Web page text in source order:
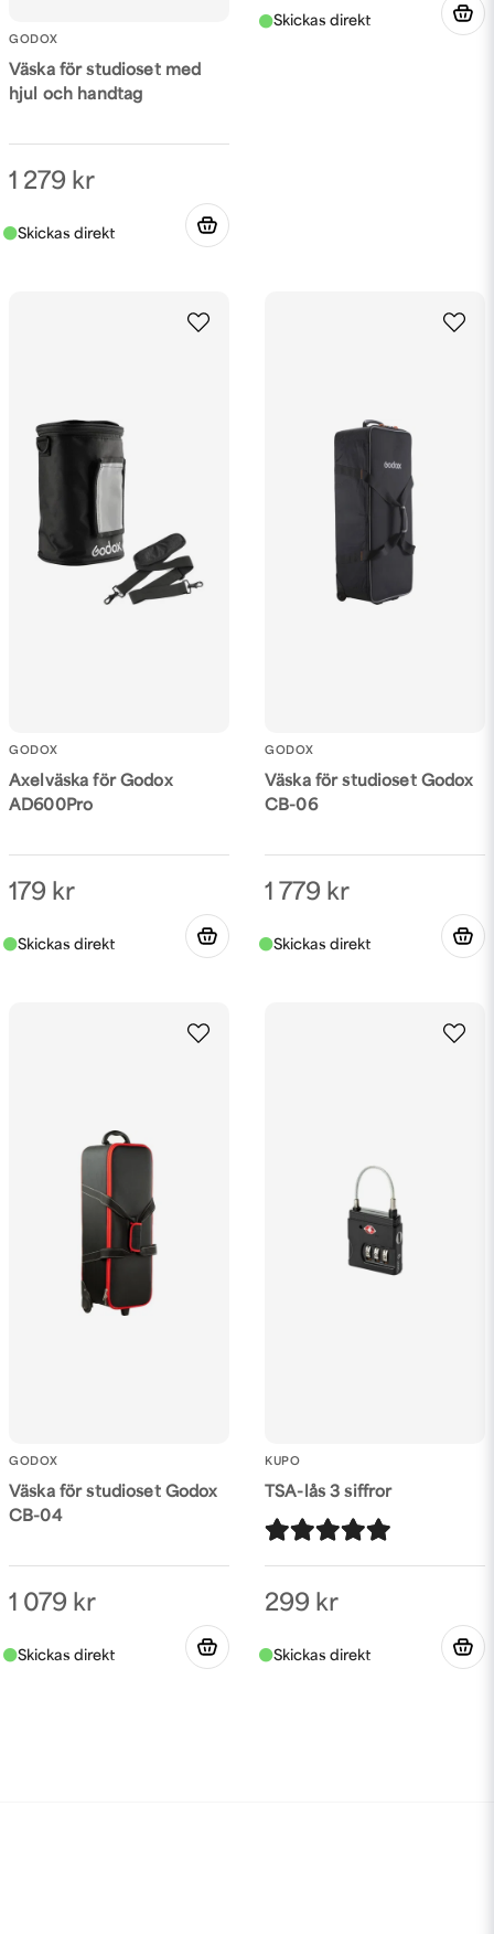
GODOX
Väska för studioset med
hjul och handtag
1 279 kr
GODOX
Axelväska för Godox
AD600Pro
179 kr
GODOX
Väska för studioset Godox
CB-06
1 779 kr
GODOX
Väska för studioset Godox
CB-04
1 079 kr
KUPO
TSA-lås 3 siffror
299 kr